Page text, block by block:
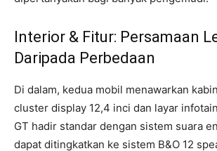
Interior & Fitur: Persamaan
Daripada Perbedaan
Di dalam, kedua mobil menawarkan
cluster display 12,4 inci dan layar
GT hadir standar dengan sistem suara
dapat ditingkatkan ke sistem B&O 12